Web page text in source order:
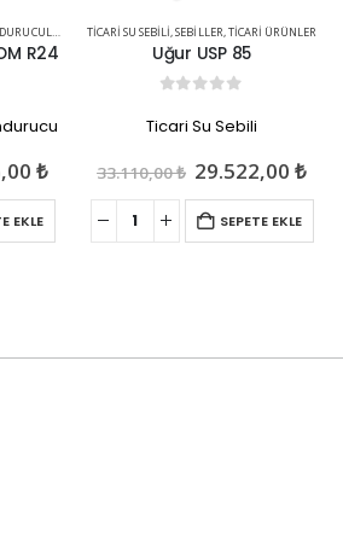
BLOK KAPAKLI TICARI DERIN DONDURUCULAR TICARI ÜRÜNLER
R24
₺.
₺Şu
fiyat:
70.326,00 ₺.
EKLE
TICARI SU SEBILI,SEBILLER,TICARI ÜRÜNLER
Uğur USP 85
Ticari Su Sebili
33.110,00₺ Orijinal
33.110,00 ₺.
29.522,00 ₺Şu
SEPETE EKLE